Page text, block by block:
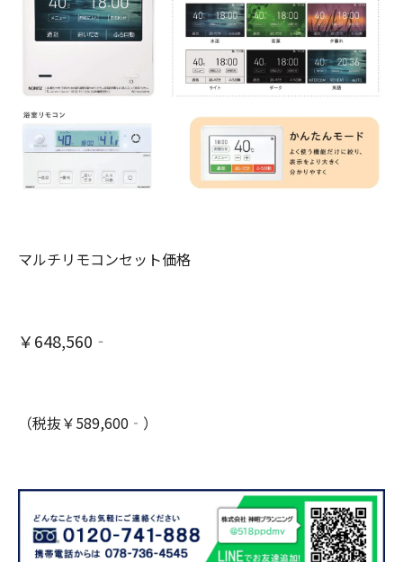
マルチリモコンセット価格
￥648,560‐
（税抜￥589,600‐）